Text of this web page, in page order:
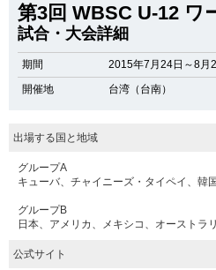
第3回 WBSC U-12 ワ
試合・大会詳細
期間
2015年7月24日～8月
開催地
台湾（台南）
出場する国と地域
グループA
キューバ、チャイニーズ・タイペイ、韓
グループB
日本、アメリカ、メキシコ、オーストラ
公式サイト